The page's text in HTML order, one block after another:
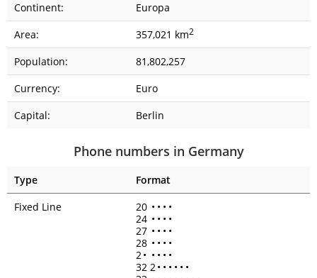
Continent:
Europa
Area:
357,021 km2
Population:
81,802,257
Currency:
Euro
Capital:
Berlin
Phone numbers in Germany
Type
Format
Fixed Line
20 • • • •
24 • • • •
27 • • • •
28 • • • •
2• • • • •
32 2• • • • • •